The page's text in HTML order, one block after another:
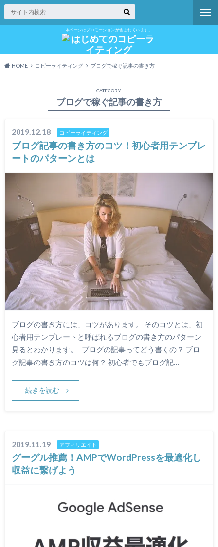
本ページはプロモーションが含まれています。
HOME コピーライティング ブログで稼ぐ記事の書き方
CATEGORY
ブログで稼ぐ記事の書き方
2019.12.18 コピーライティング
ブログ記事の書き方のコツ！初心者用テンプレ
ートのパターンとは
ブログの書き方には、コツがあります。 そのコツとは、初
心者用テンプレートと呼ばれるブログの書き方のパターン
見るとわかります。 ブログの記事ってどう書くの？ ブロ
グ記事の書き方のコツは何？ 初心者でもブログ記…
続きを読む
2019.11.19 アフィリエイト
グーグル推薦！AMPでWordPressを最適化し
収益に繋げよう